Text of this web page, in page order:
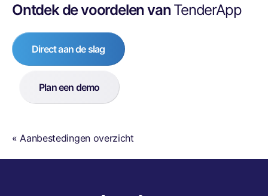
Ontdek de voordelen van TenderApp
Direct aan de slag
Plan een demo
« Aanbestedingen overzicht